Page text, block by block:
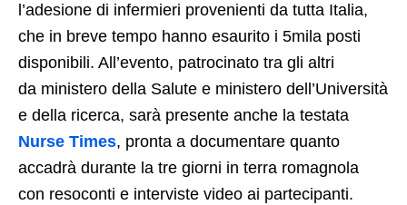
l’adesione di infermieri provenienti da tutta Italia,
che in breve tempo hanno esaurito i 5mila posti
disponibili. All’evento, patrocinato tra gli altri
da ministero della Salute e ministero dell’Università
e della ricerca, sarà presente anche la testata
Nurse Times, pronta a documentare quanto
accadrà durante la tre giorni in terra romagnola
con resoconti e interviste video ai partecipanti.